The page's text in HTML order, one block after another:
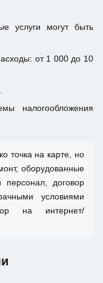
услуги могут быть
от 1 000 до 10
налогообложения
точка на карте, но
оборудованные
договор
условиями
на интернет/